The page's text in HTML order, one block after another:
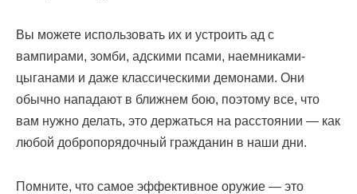
Вы можете использовать их и устроить ад с
вампирами, зомби, адскими псами, наемниками-
цыганами и даже классическими демонами. Они
обычно нападают в ближнем бою, поэтому все, что
вам нужно делать, это держаться на расстоянии — как
любой добропорядочный гражданин в наши дни.
Помните, что самое эффективное оружие — это